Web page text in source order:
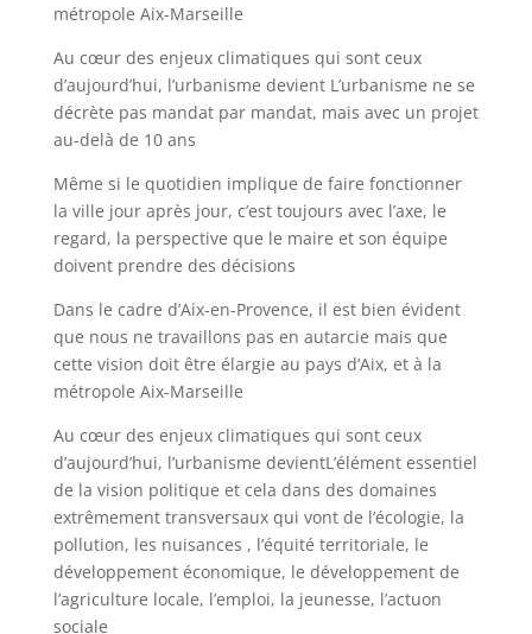
métropole Aix-Marseille
Au cœur des enjeux climatiques qui sont ceux
d’aujourd’hui, l’urbanisme devient L’urbanisme ne se
décrète pas mandat par mandat, mais avec un projet
au-delà de 10 ans
Même si le quotidien implique de faire fonctionner
la ville jour après jour, c’est toujours avec l’axe, le
regard, la perspective que le maire et son équipe
doivent prendre des décisions
Dans le cadre d’Aix-en-Provence, il est bien évident
que nous ne travaillons pas en autarcie mais que
cette vision doit être élargie au pays d’Aix, et à la
métropole Aix-Marseille
Au cœur des enjeux climatiques qui sont ceux
d’aujourd’hui, l’urbanisme devientL’élément essentiel
de la vision politique et cela dans des domaines
extrêmement transversaux qui vont de l’écologie, la
pollution, les nuisances , l’équité territoriale, le
développement économique, le développement de
l’agriculture locale, l’emploi, la jeunesse, l’actuon
sociale